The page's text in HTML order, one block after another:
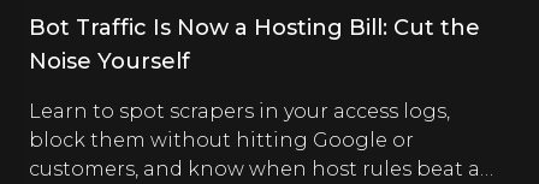
Bot Traffic Is Now a Hosting Bill: Cut the
Noise Yourself
Learn to spot scrapers in your access logs,
block them without hitting Google or
customers, and know when host rules beat a